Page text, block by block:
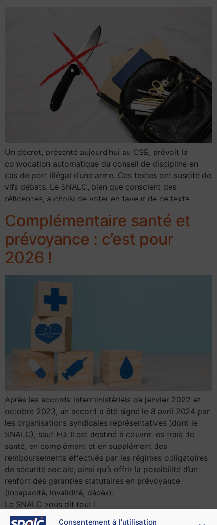
Consentement à l'utilisation
Un décret, présenté aujourd’hui au CSE, prévoit la
convocation automatique du conseil de discipline en
cas de port illégal d’une arme. Ces textes ont suscité de
vifs débats. Le SNALC, bien que conscient des
réticences, a choisi de voter en faveur de ce texte.
Complémentaire santé et
prévoyance : c’est pour
2026 !
Après les accords interministériels de janvier 2022 et
octobre 2023, un accord a été signé le 8 avril 2024 par
les organisations syndicales représentatives (dont le
SNALC), sauf FO. Il est destiné à couvrir les frais de
santé, en complément et en supplément des
remboursements effectués par les régimes obligatoires
de sécurité sociale, ainsi qu’à offrir la possibilité d’un
renfort des garanties statutaires en prévoyance
(incapacité, invalidité, décès).
Le SNALC vous dit tout !